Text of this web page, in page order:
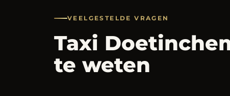
VEELGESTELDE VRAGEN
Taxi
te weten